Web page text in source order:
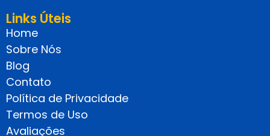
Links Úteis
Home
Sobre Nós
Blog
Contato
Política de Privacidade
Termos de Uso
Avaliações